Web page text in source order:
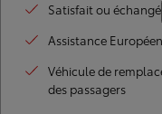
Satisfait ou échangé
Assistance
Véhicule de
des passagers